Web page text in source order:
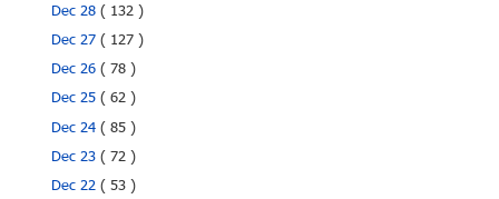
Dec 28( 132 )
Dec 27( 127 )
Dec 26( 78 )
Dec 25( 62 )
Dec 24( 85 )
Dec 23( 72 )
Dec 22( 53 )